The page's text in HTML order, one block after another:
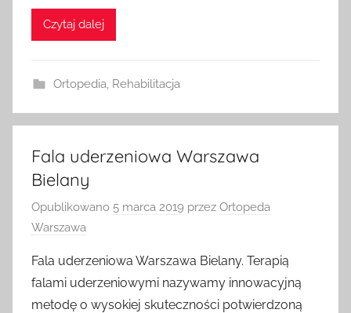
Czytaj dalej
Ortopedia Rehabilitacja
Fala uderzeniowa Warszawa
Bielany
Opublikowano 5 marca 2019 przez Ortopeda
Warszawa
Fala uderzeniowa Warszawa Bielany. Terapią
falami uderzeniowymi nazywamy innowacyjną
metodę o wysokiej skuteczności potwierdzoną